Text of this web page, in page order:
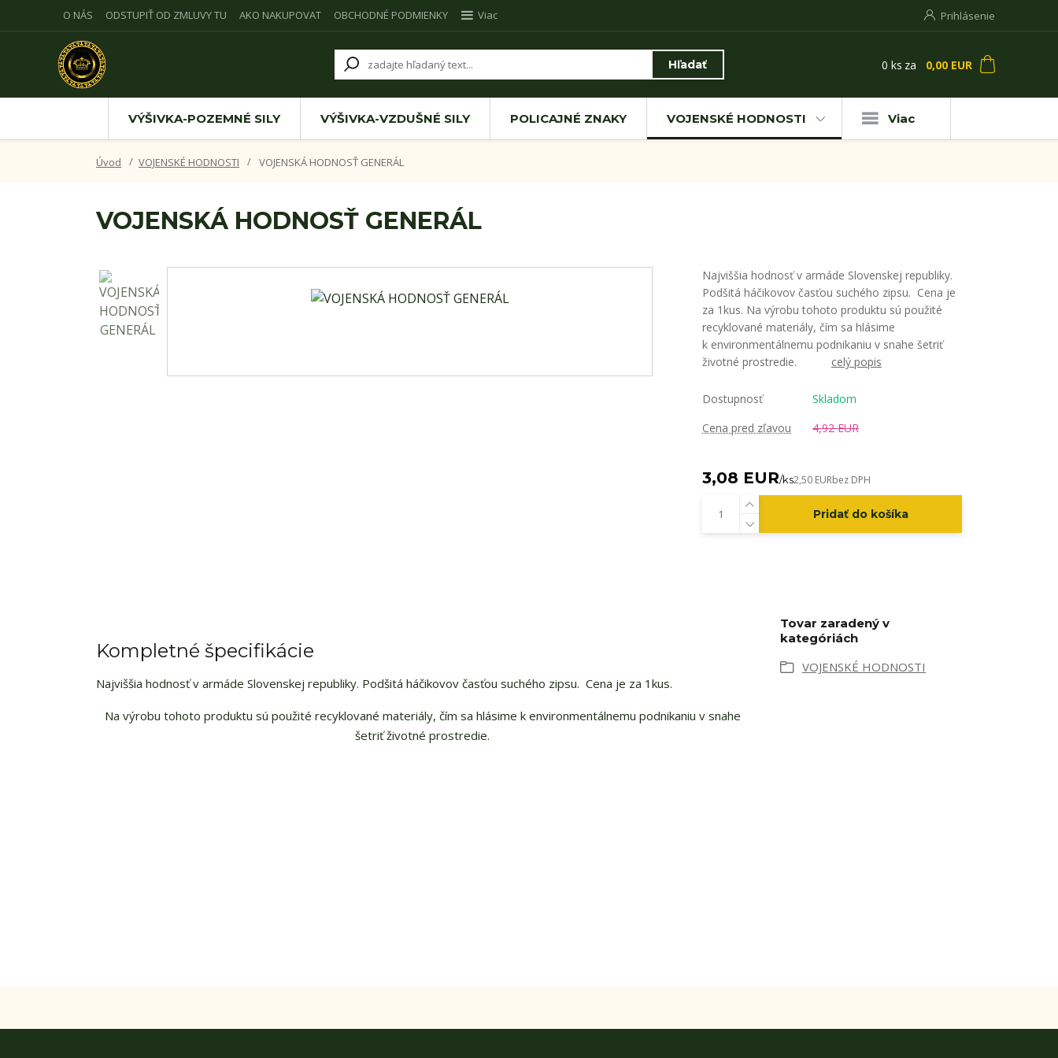
O NÁS ODSTUPIŤ OD ZMLUVY TU AKO NAKUPOVAT OBCHODNÉ PODMIENKY Viac Prihlásenie
Hľadať 0 ks za 0,00 EUR
VÝŠIVKA-POZEMNÉ SILY VÝŠIVKA-VZDUŠNÉ SILY POLICAJNÉ ZNAKY VOJENSKÉ HODNOSTI Viac
Úvod VOJENSKÉ HODNOSTI VOJENSKÁ HODNOSŤ GENERÁL
VOJENSKÁ HODNOSŤ GENERÁL
Najviššia hodnosť v armáde Slovenskej republiky.
Podšitá háčikovov časťou suchého zipsu. Cena je
za 1kus. Na výrobu tohoto produktu sú použité
recyklované materiály, čím sa hlásime
k environmentálnemu podnikaniu v snahe šetriť
životné prostredie. celý popis
Dostupnosť
Skladom
Cena pred zľavou
4,92 EUR
3,08 EUR/ks2,50 EURbez DPH
Pridať do košíka
Kompletné špecifikácie
Najviššia hodnosť v armáde Slovenskej republiky. Podšitá háčikovov časťou suchého zipsu. Cena je za 1kus.
Na výrobu tohoto produktu sú použité recyklované materiály, čím sa hlásime k environmentálnemu podnikaniu v snahe
šetriť životné prostredie.
Tovar zaradený v
kategóriách
VOJENSKÉ HODNOSTI